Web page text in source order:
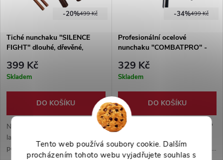
Tento web používá soubory cookie. Dalším
procházením tohoto webu vyjadřujete souhlas s
499 Kč
-20%
Tiché nunchaku "SILENCE
FIGHT" dlouhé, dřevěné,
399 Kč
Skladem
DO KOŠÍKU
Nunchaku z pevného,
lakovaného dřeva spojené
pevným provázkem. Ideální pro
499 Kč
-34%
Profesionální ocelové
nunchaku "COMBATPRO" -
329 Kč
Skladem
DO KOŠÍKU
Nunchaku "SILVER KOBUDO"
hliníkové slitiny v stříbrné barvě.